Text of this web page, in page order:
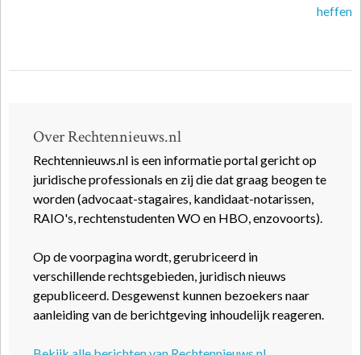
heffen
Over Rechtennieuws.nl
Rechtennieuws.nl is een informatie portal gericht op
juridische professionals en zij die dat graag beogen te
worden (advocaat-stagaires, kandidaat-notarissen,
RAIO's, rechtenstudenten WO en HBO, enzovoorts).
Op de voorpagina wordt, gerubriceerd in
verschillende rechtsgebieden, juridisch nieuws
gepubliceerd. Desgewenst kunnen bezoekers naar
aanleiding van de berichtgeving inhoudelijk reageren.